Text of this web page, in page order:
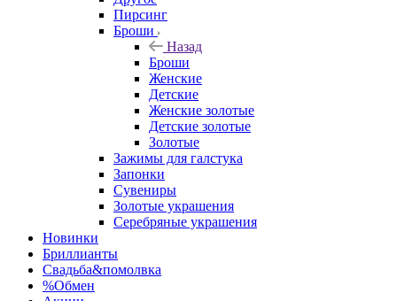
Пирсинг
Броши
Назад
Броши
Женские
Детские
Женские золотые
Детские золотые
Золотые
Зажимы для галстука
Запонки
Сувениры
Золотые украшения
Серебряные украшения
Новинки
Бриллианты
Свадьба&помолвка
%Обмен